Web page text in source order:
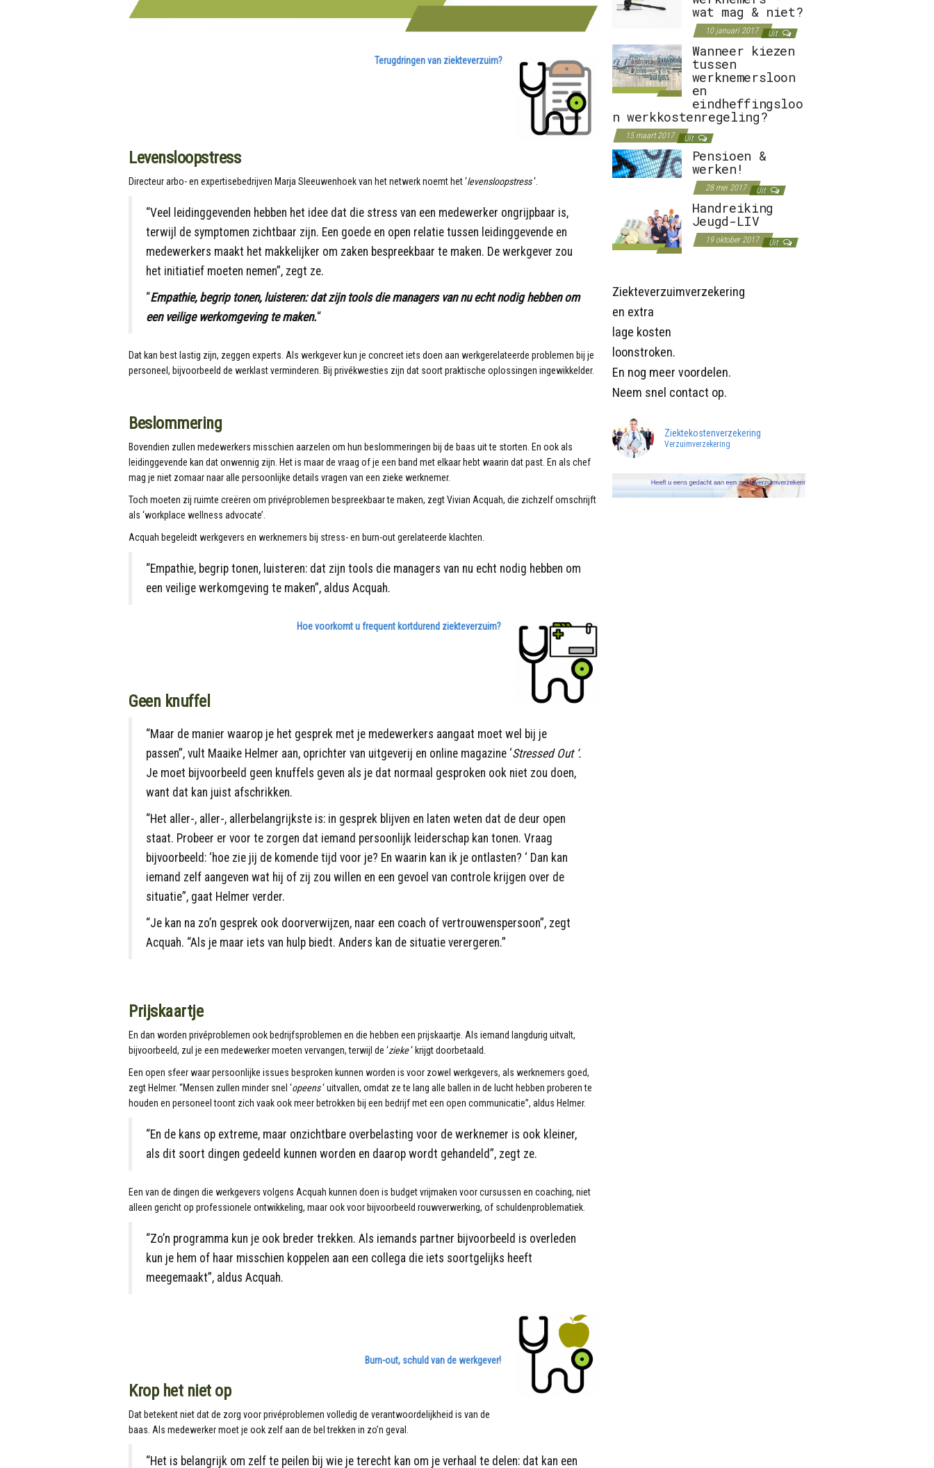
Terugdringen van ziekteverzuim?
Levensloopstress
Directeur arbo- en expertisebedrijven Marja Sleeuwenhoek van het netwerk noemt het ‘levensloopstress‘.
“Veel leidinggevenden hebben het idee dat die stress van een medewerker ongrijpbaar is,
terwijl de symptomen zichtbaar zijn. Een goede en open relatie tussen leidinggevende en
medewerkers maakt het makkelijker om zaken bespreekbaar te maken. De werkgever zou
het initiatief moeten nemen”, zegt ze.
“Empathie, begrip tonen, luisteren: dat zijn tools die managers van nu echt nodig hebben om
een veilige werkomgeving te maken.“
Dat kan best lastig zijn, zeggen experts. Als werkgever kun je concreet iets doen aan werkgerelateerde problemen bij je
personeel, bijvoorbeeld de werklast verminderen. Bij privékwesties zijn dat soort praktische oplossingen ingewikkelder.
Beslommering
Bovendien zullen medewerkers misschien aarzelen om hun beslommeringen bij de baas uit te storten. En ook als
leidinggevende kan dat onwennig zijn. Het is maar de vraag of je een band met elkaar hebt waarin dat past. En als chef
mag je niet zomaar naar alle persoonlijke details vragen van een zieke werknemer.
Toch moeten zij ruimte creëren om privéproblemen bespreekbaar te maken, zegt Vivian Acquah, die zichzelf omschrijft
als ‘workplace wellness advocate’.
Acquah begeleidt werkgevers en werknemers bij stress- en burn-out gerelateerde klachten.
“Empathie, begrip tonen, luisteren: dat zijn tools die managers van nu echt nodig hebben om
een veilige werkomgeving te maken”, aldus Acquah.
Hoe voorkomt u frequent kortdurend ziekteverzuim?
Geen knuffel
“Maar de manier waarop je het gesprek met je medewerkers aangaat moet wel bij je
passen”, vult Maaike Helmer aan, oprichter van uitgeverij en online magazine ‘Stressed Out ‘.
Je moet bijvoorbeeld geen knuffels geven als je dat normaal gesproken ook niet zou doen,
want dat kan juist afschrikken.
“Het aller-, aller-, allerbelangrijkste is: in gesprek blijven en laten weten dat de deur open
staat. Probeer er voor te zorgen dat iemand persoonlijk leiderschap kan tonen. Vraag
bijvoorbeeld: ‘hoe zie jij de komende tijd voor je? En waarin kan ik je ontlasten? ‘ Dan kan
iemand zelf aangeven wat hij of zij zou willen en een gevoel van controle krijgen over de
situatie”, gaat Helmer verder.
“Je kan na zo’n gesprek ook doorverwijzen, naar een coach of vertrouwenspersoon”, zegt
Acquah. “Als je maar iets van hulp biedt. Anders kan de situatie verergeren.”
Prijskaartje
En dan worden privéproblemen ook bedrijfsproblemen en die hebben een prijskaartje. Als iemand langdurig uitvalt,
bijvoorbeeld, zul je een medewerker moeten vervangen, terwijl de ‘zieke‘ krijgt doorbetaald.
Een open sfeer waar persoonlijke issues besproken kunnen worden is voor zowel werkgevers, als werknemers goed,
zegt Helmer. “Mensen zullen minder snel ‘opeens‘ uitvallen, omdat ze te lang alle ballen in de lucht hebben proberen te
houden en personeel toont zich vaak ook meer betrokken bij een bedrijf met een open communicatie”, aldus Helmer.
“En de kans op extreme, maar onzichtbare overbelasting voor de werknemer is ook kleiner,
als dit soort dingen gedeeld kunnen worden en daarop wordt gehandeld”, zegt ze.
Een van de dingen die werkgevers volgens Acquah kunnen doen is budget vrijmaken voor cursussen en coaching, niet
alleen gericht op professionele ontwikkeling, maar ook voor bijvoorbeeld rouwverwerking, of schuldenproblematiek.
“Zo’n programma kun je ook breder trekken. Als iemands partner bijvoorbeeld is overleden
kun je hem of haar misschien koppelen aan een collega die iets soortgelijks heeft
meegemaakt”, aldus Acquah.
Burn-out, schuld van de werkgever!
Krop het niet op
Dat betekent niet dat de zorg voor privéproblemen volledig de verantwoordelijkheid is van de
baas. Als medewerker moet je ook zelf aan de bel trekken in zo’n geval.
“Het is belangrijk om zelf te peilen bij wie je terecht kan om je verhaal te delen: dat kan een
wat mag & niet?
10 januari 2017 Uit
Wanneer kiezen
tussen
werknemersloon
en
eindheffingsloo
n werkkostenregeling?
15 maart 2017 Uit
Pensioen &
werken!
28 mei 2017 Uit
Handreiking
Jeugd-LIV
19 oktober 2017 Uit
Ziekteverzuimverzekering
en extra
lage kosten
loonstroken.
En nog meer voordelen.
Neem snel contact op.
Ziektekostenverzekering
Verzuimverzekering